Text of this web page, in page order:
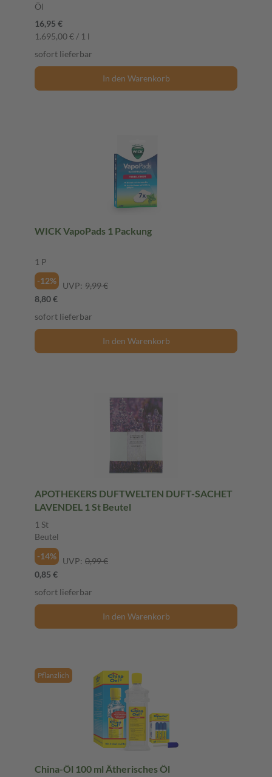
Öl
16,95 €
1.695,00 € / 1 l
sofort lieferbar
In den Warenkorb
WICK VapoPads 1 Packung
1 P
-12%
UVP: 9,99 €
8,80 €
sofort lieferbar
In den Warenkorb
APOTHEKERS DUFTWELTEN DUFT-SACHET
LAVENDEL 1 St Beutel
1 St
Beutel
-14%
UVP: 0,99 €
0,85 €
sofort lieferbar
In den Warenkorb
Pflanzlich
China-Öl 100 ml Ätherisches Öl